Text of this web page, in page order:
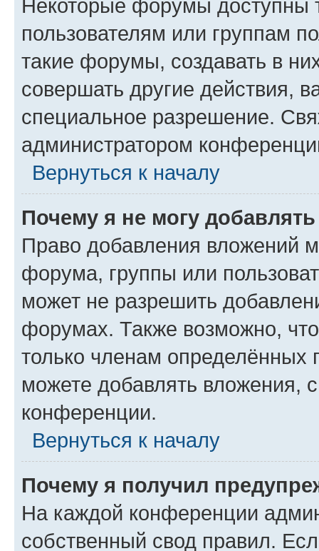
Некоторые форумы доступны
пользователям или группам
такие форумы, создавать в
совершать другие действия,
специальное разрешение.
администратором
Вернуться к началу
Почему я не могу
Право добавления вложений
форума, группы или
может не разрешить
форумах. Также возможно,
только членам определённых
можете добавлять вложения,
конференции.
Вернуться к началу
Почему я получил
На каждой конференции
собственный свод правил.